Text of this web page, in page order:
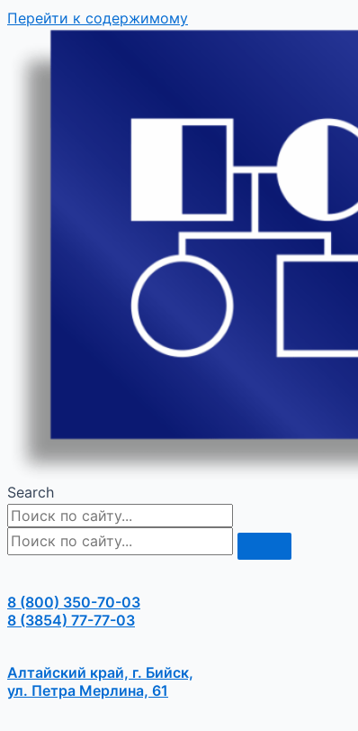
Перейти к содержимому
Search
8 (800) 350-70-03
8 (3854) 77-77-03
Алтайский край, г. Бийск,
ул. Петра Мерлина, 61